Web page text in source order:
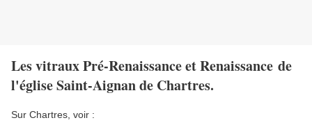
Les vitraux Pré-Renaissance et Renaissance de
l'église Saint-Aignan de Chartres.
Sur Chartres, voir :